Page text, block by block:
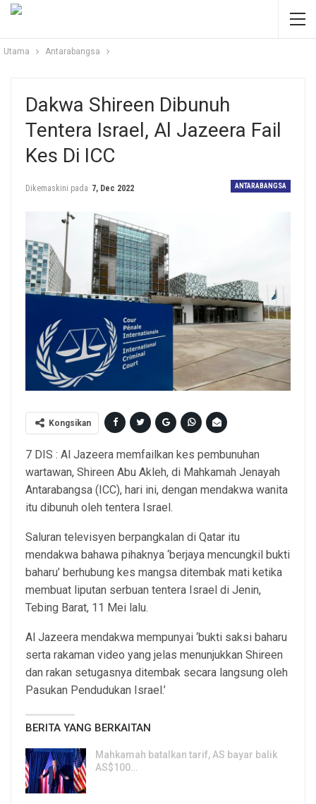
Utama Antarabangsa
Dakwa Shireen Dibunuh
Tentera Israel, Al Jazeera Fail
Kes Di ICC
ANTARABANGSA
Dikemaskini pada 7, Dec 2022
Kongsikan
7 DIS : Al Jazeera memfailkan kes pembunuhan
wartawan, Shireen Abu Akleh, di Mahkamah Jenayah
Antarabangsa (ICC), hari ini, dengan mendakwa wanita
itu dibunuh oleh tentera Israel.
Saluran televisyen berpangkalan di Qatar itu
mendakwa bahawa pihaknya ‘berjaya mencungkil bukti
baharu’ berhubung kes mangsa ditembak mati ketika
membuat liputan serbuan tentera Israel di Jenin,
Tebing Barat, 11 Mei lalu.
Al Jazeera mendakwa mempunyai ‘bukti saksi baharu
serta rakaman video yang jelas menunjukkan Shireen
dan rakan setugasnya ditembak secara langsung oleh
Pasukan Pendudukan Israel.’
BERITA YANG BERKAITAN
Mahkamah batalkan tarif, AS bayar balik
AS$100…